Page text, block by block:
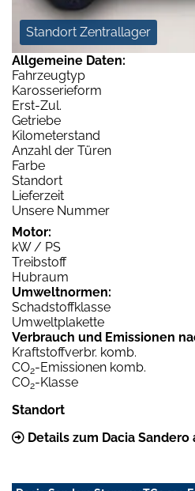
Standort Zentrallager
Allgemeine Daten:
Fahrzeugtyp
Karosserieform
Erst-Zul.
Getriebe
Kilometerstand
Anzahl der Türen
Farbe
Standort
Lieferzeit
Unsere Nummer
Motor:
kW / PS
Treibstoff
Hubraum
Umweltnormen:
Schadstoffklasse
Umweltplakette
Verbrauch und Emissionen
Kraftstoffverbr. komb.
CO2-Emissionen komb.
CO2-Klasse
Standort
Details zum Dacia Sandero